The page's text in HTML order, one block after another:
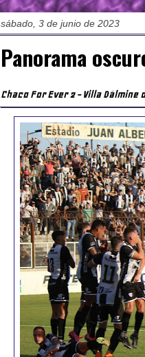
sábado, 3 de junio de 2023
Panorama
Chaco For Ever 2 - Villa Dálmine 0